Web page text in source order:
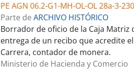
PE AGN 06.2-G1-MH-OL-OL 28a-3-230
Parte de ARCHIVO HISTÓRICO
Borrador de oficio de la Caja Matriz
entrega de un recibo que acredite
Carrera, contador de monera.
Ministerio de Hacienda y Comercio